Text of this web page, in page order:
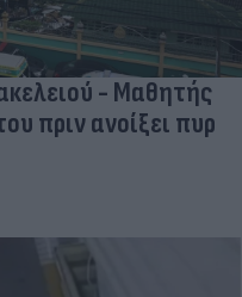
- Μαθητής
πριν ανοίξει πυρ